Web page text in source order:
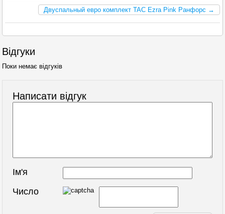
Двуспальный евро комплект TAC Ezra Pink Ранфорс →
Відгуки
Поки немає відгуків
Написати відгук
Ім'я
Число